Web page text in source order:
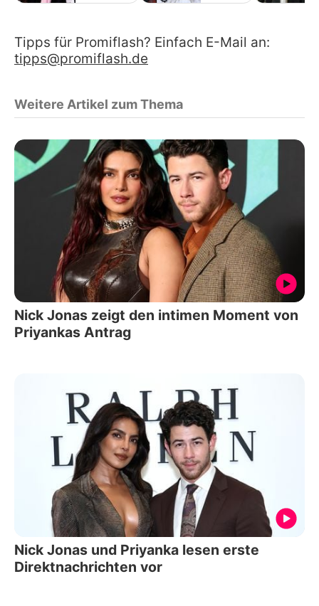
Tipps für Promiflash? Einfach E-Mail an:
tipps@promiflash.de
Weitere Artikel zum Thema
Nick Jonas zeigt den intimen Moment von
Priyankas Antrag
Nick Jonas und Priyanka lesen erste
Direktnachrichten vor